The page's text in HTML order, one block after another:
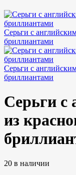
Серьги с
бриллиантами
Серьги с
бриллиантами
Серьги с
из
20 в наличии